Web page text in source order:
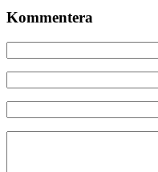
Kommentera